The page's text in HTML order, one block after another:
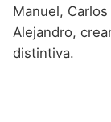
Manuel,
Alejandro,
distintiva.